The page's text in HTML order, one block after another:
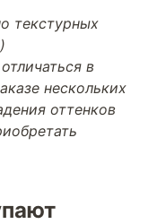
текстурных
в
нескольких
оттенков